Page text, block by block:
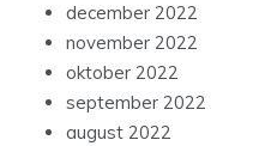
december 2022
november 2022
oktober 2022
september 2022
august 2022